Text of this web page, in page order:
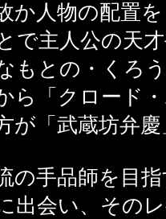
か人物の配置
で主人公の天
なもとの・くろ
ら「クロード
が「武蔵坊弁
の手品師を目
出会い、その